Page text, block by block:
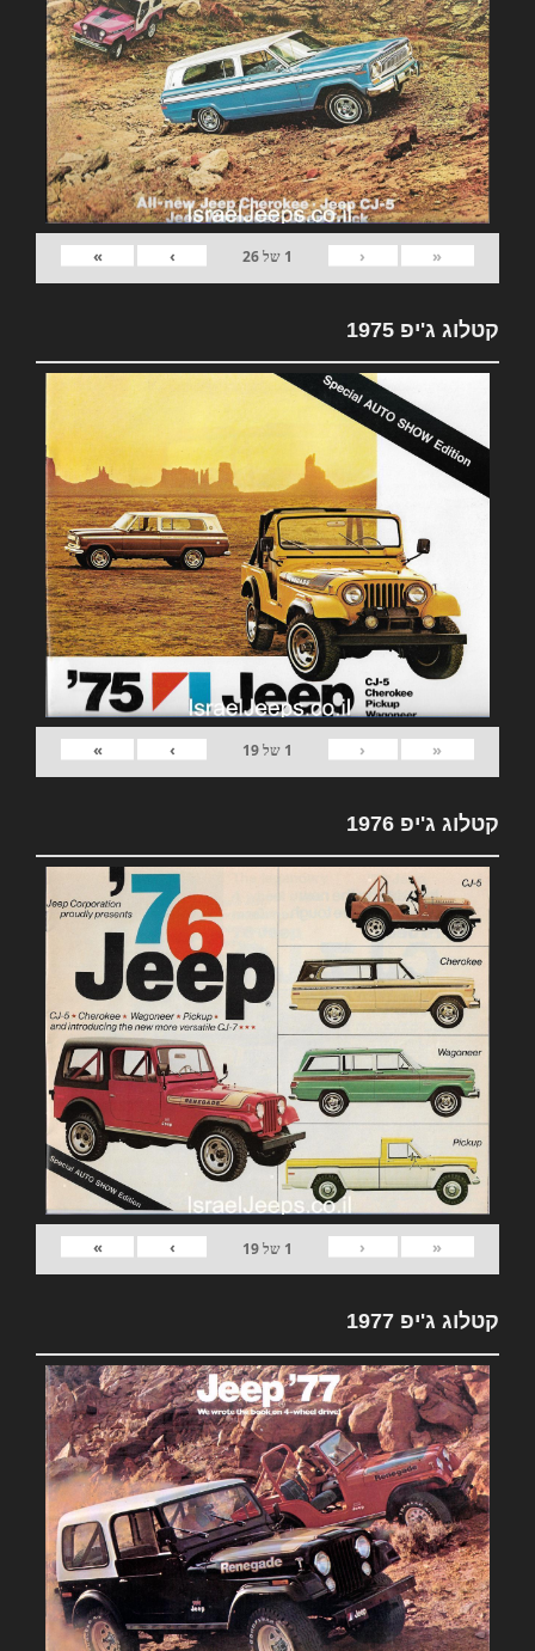
«
‹
1 של26
›
»
קטלוג ג'יפ 1975
«
‹
1 של19
›
»
קטלוג ג'יפ 1976
«
‹
1 של19
›
»
קטלוג ג'יפ 1977